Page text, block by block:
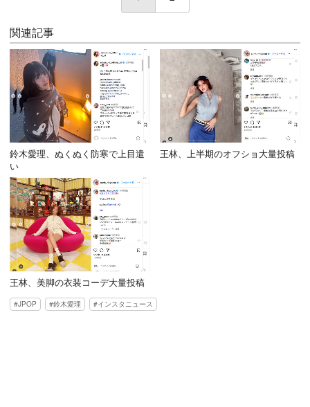
関連記事
鈴木愛理、ぬくぬく防寒で上目遣
い
王林、上半期のオフショ大量投稿
王林、美脚の衣装コーデ大量投稿
JPOP 鈴木愛理 インスタニュース